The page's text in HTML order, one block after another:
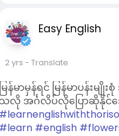
Easy English
2 yrs - Translate
ြန်မာမှန်ရင် မြန်မာပန်းမ
လို အင်္ဂလိပ်လိုပြောဆိုနိုင်
#english